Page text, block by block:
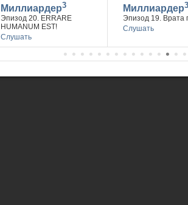
Миллиардер3
Эпизод 20. ERRARE
HUMANUM EST!
Слушать
Миллиардер3
Эпизод 19. Врата
Слушать